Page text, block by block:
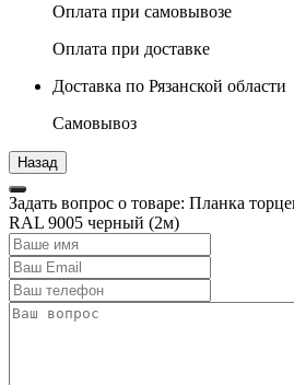
Оплата при самовывозе
Оплата при доставке
Доставка по Рязанской области
Самовывоз
Задать вопрос о товаре: Планка
RAL 9005 черный (2м)